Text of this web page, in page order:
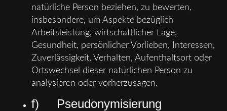
natürliche Person beziehen, zu bewerten,
insbesondere, um Aspekte bezüglich
Arbeitsleistung, wirtschaftlicher Lage,
Gesundheit, persönlicher Vorlieben, Interessen,
Zuverlässigkeit, Verhalten, Aufenthaltsort oder
Ortswechsel dieser natürlichen Person zu
analysieren oder vorherzusagen.
f) Pseudonymisierung